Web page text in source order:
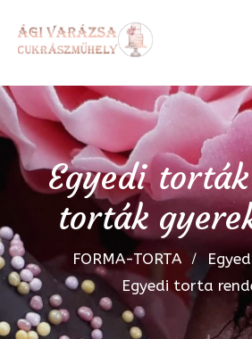
Egyedi
torták
FORMA-TORTA
Egyedi torta